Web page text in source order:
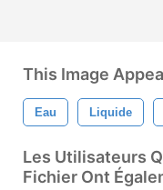
This Image
Eau Liquide
Les Utilisateurs
Fichier Ont